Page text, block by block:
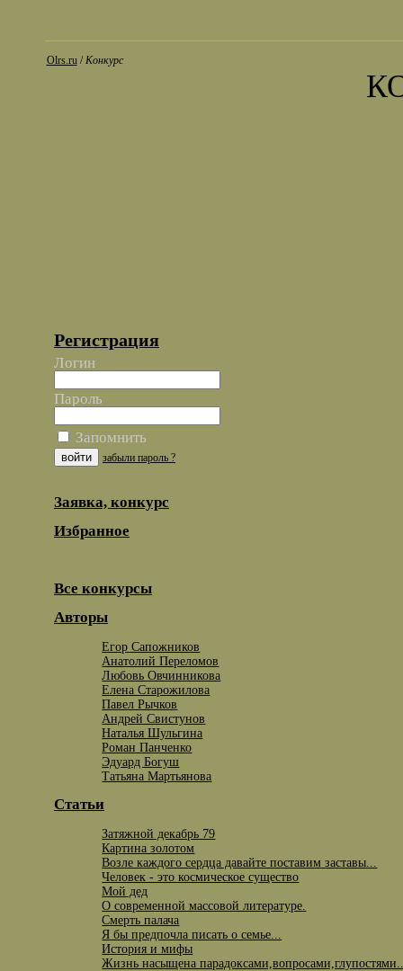
Olrs.ru/Конкурс
Регистрация
Логин
Пароль
Запомнить
забыли пароль ?
Заявка, конкурс
Избранное
Все конкурсы
Авторы
Егор Сапожников
Анатолий Переломов
Любовь Овчинникова
Елена Старожилова
Павел Рычков
Андрей Свистунов
Наталья Шульгина
Роман Панченко
Эдуард Богуш
Татьяна Мартьянова
Статьи
Затяжной декабрь 79
Картина золотом
Возле каждого сердца давайте поставим заставы...
Человек - это космическое существо
Мой дед
О современной массовой литературе.
Смерть палача
Я бы предпочла писать о семье...
История и мифы
Жизнь насыщена